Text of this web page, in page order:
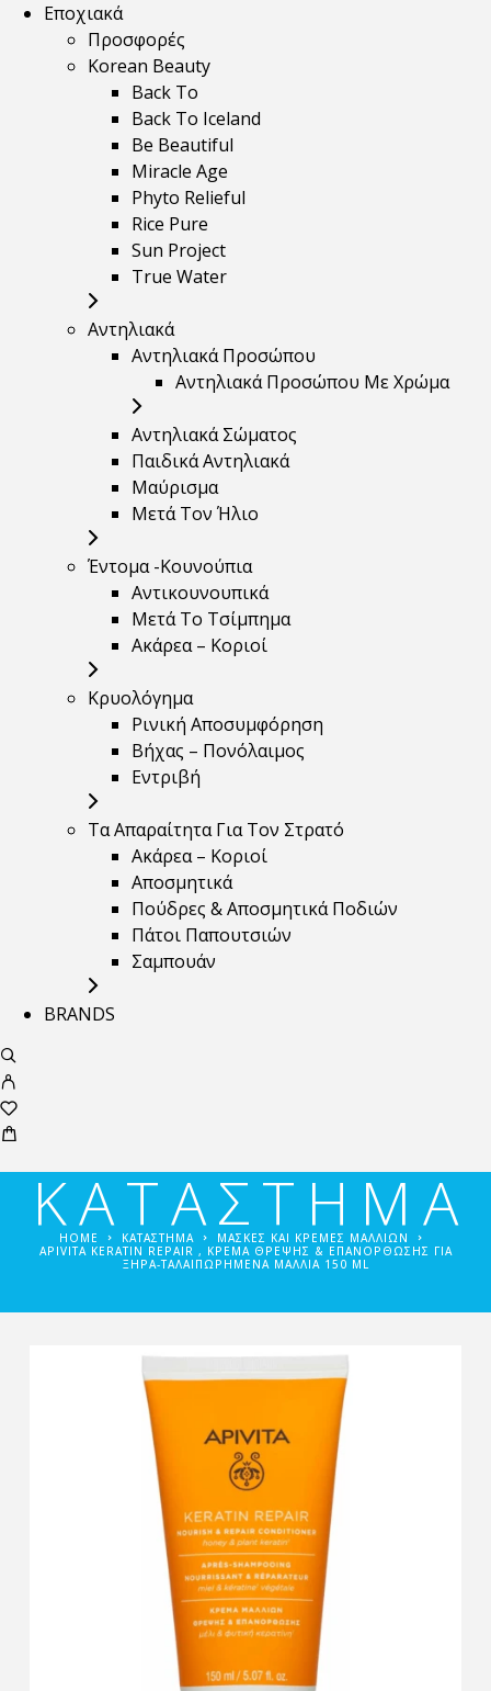
Εποχιακά
Προσφορές
Korean Beauty
Back To
Back To Iceland
Be Beautiful
Miracle Age
Phyto Relieful
Rice Pure
Sun Project
True Water
Αντηλιακά
Αντηλιακά Προσώπου
Αντηλιακά Προσώπου Με Χρώμα
Αντηλιακά Σώματος
Παιδικά Αντηλιακά
Μαύρισμα
Mετά Τον Ήλιο
Έντομα -Κουνούπια
Αντικουνουπικά
Μετά Το Τσίμπημα
Ακάρεα – Κοριοί
Κρυολόγημα
Ρινική Αποσυμφόρηση
Βήχας – Πονόλαιμος
Εντριβή
Τα Απαραίτητα Για Τον Στρατό
Ακάρεα – Κοριοί
Αποσμητικά
Πούδρες & Αποσμητικά Ποδιών
Πάτοι Παπουτσιών
Σαμπουάν
BRANDS
ΚΑΤΑΣΤΗΜΑ
HOME ΚΑΤΑΣΤΗΜΑ
ΜΆΣΚΕΣ ΚΑΙ ΚΡΈΜΕΣ ΜΑΛΛΙΏΝ
APIVITA KERATIN REPAIR , ΚΡΈΜΑ ΘΡΈΨΗΣ & ΕΠΑΝΌΡΘΩΣΗΣ ΓΙΑ
ΞΗΡΆ-ΤΑΛΑΙΠΩΡΗΜΈΝΑ ΜΑΛΛΙΆ 150 ML